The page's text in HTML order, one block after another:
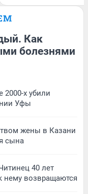
Как
болезнями
2000-х убили
Уфы
жены в Казани
сына
40 лет
нему возвращаются